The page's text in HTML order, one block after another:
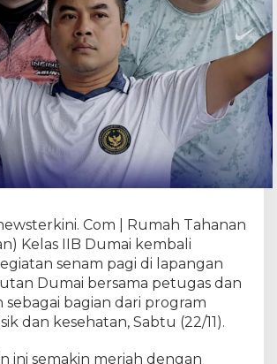
d
n
a
Com | Rumah Tahanan
Kelas IIB Dumai kembali
senam pagi di lapangan
Dumai bersama petugas dan
sebagai bagian dari program
dan kesehatan, Sabtu (22/11).
ini semakin meriah dengan